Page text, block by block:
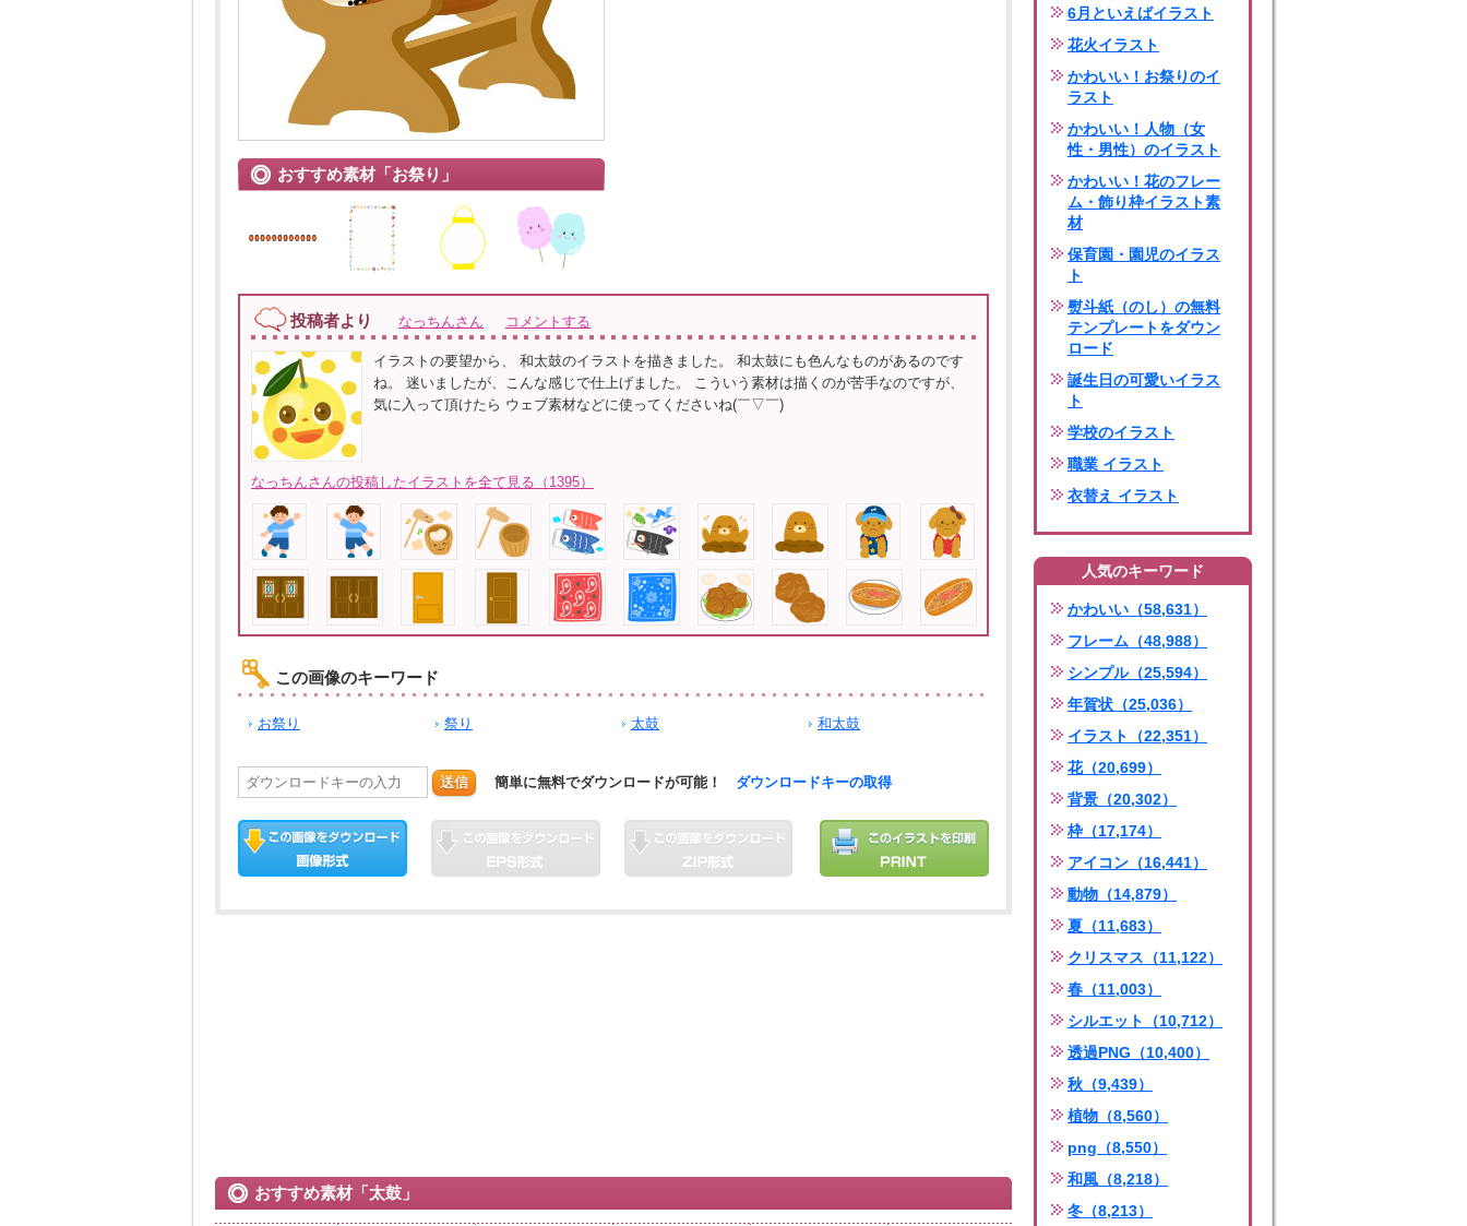
おすすめ素材「お祭り」
投稿者より なっちんさん コメントする
イラストの要望から、 和太鼓のイラストを描きました。 和太鼓にも色んなものがあるのです
ね。 迷いましたが、こんな感じで仕上げました。 こういう素材は描くのが苦手なのですが、
気に入って頂けたら ウェブ素材などに使ってくださいね(￣▽￣)
なっちんさんの投稿したイラストを全て見る（1395）
この画像のキーワード
お祭り 祭り 太鼓 和太鼓
送信 簡単に無料でダウンロードが可能！ ダウンロードキーの取得
おすすめ素材「太鼓」
6月といえばイラスト
花火イラスト
かわいい！お祭りのイ
ラスト
かわいい！人物（女
性・男性）のイラスト
かわいい！花のフレー
ム・飾り枠イラスト素
材
保育園・園児のイラス
ト
熨斗紙（のし）の無料
テンプレートをダウン
ロード
誕生日の可愛いイラス
ト
学校のイラスト
職業 イラスト
衣替え イラスト
人気のキーワード
かわいい（58,631）
フレーム（48,988）
シンプル（25,594）
年賀状（25,036）
イラスト（22,351）
花（20,699）
背景（20,302）
枠（17,174）
アイコン（16,441）
動物（14,879）
夏（11,683）
クリスマス（11,122）
春（11,003）
シルエット（10,712）
透過PNG（10,400）
秋（9,439）
植物（8,560）
png（8,550）
和風（8,218）
冬（8,213）